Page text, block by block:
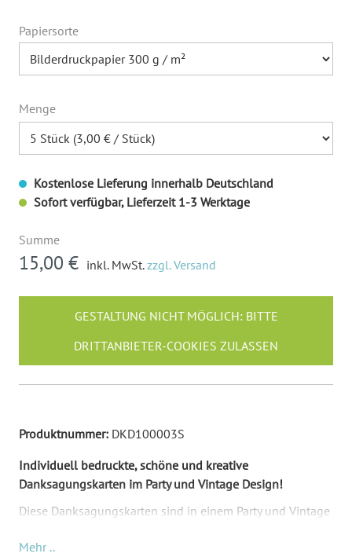
Papiersorte
Menge
Kostenlose Lieferung innerhalb Deutschland
Sofort verfügbar, Lieferzeit 1-3 Werktage
Summe
15,00 € inkl. MwSt.zzgl. Versand
GESTALTUNG NICHT MÖGLICH: BITTE
DRITTANBIETER-COOKIES ZULASSEN
Produktnummer: DKD100003S
Individuell bedruckte, schöne und kreative
Danksagungskarten im Party und Vintage Design!
Diese Danksagungskarten sind in einem Party und Vintage
Karten passen perfekt für die Einladungskarten Party /
Mehr ..